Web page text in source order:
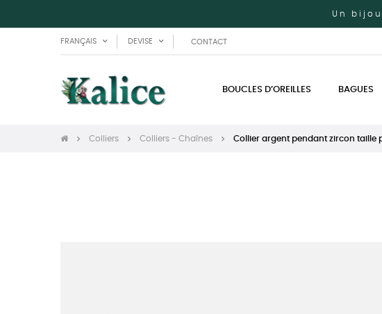
Un
FRANÇAIS DEVISE CONTACT
BOUCLES D’OREILLES BAGUES
Colliers Colliers - Chaînes Collier argent pendant zircon taille